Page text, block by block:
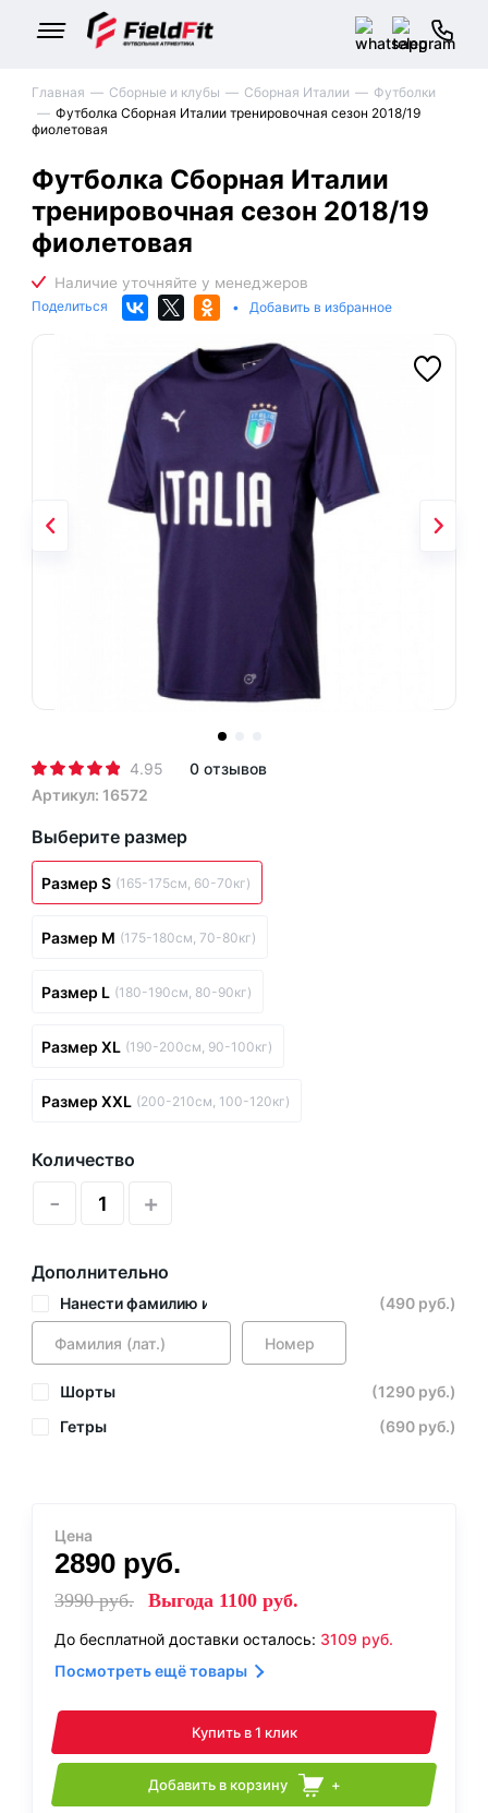
Главная Сборные и клубы Сборная Италии
Футболки
Футболка Сборная Италии тренировочная сезон 2018/19
фиолетовая
Футболка Сборная Италии
тренировочная сезон 2018/19
фиолетовая
Поделиться • Добавить в избранное
4.95
0 отзывов
Артикул: 16572
Выберите размер
Размер S (165-175см, 60-70кг)
Размер M (175-180см, 70-80кг)
Размер L (180-190см, 80-90кг)
Размер XL (190-200см, 90-100кг)
Размер XXL (200-210см, 100-120кг)
Количество
- +
Дополнительно
Нанести фамилию и номер (490 руб.)
Шорты
(1290 руб.)
Гетры
(690 руб.)
Цена
2890 руб.
3990руб. Выгода 1100 руб.
До бесплатной доставки осталось: 3109 руб.
Посмотреть ещё товары
Купить в 1 клик
Добавить в корзину +